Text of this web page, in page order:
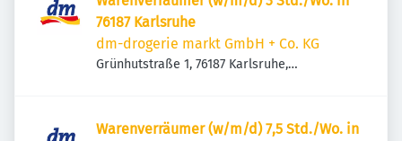
76187 Karlsruhe
dm-drogerie markt GmbH + Co. KG
Grünhutstraße 1, 76187 Karlsruhe,
Warenverräumer (w/m/d) 7,5 Std./Wo. in